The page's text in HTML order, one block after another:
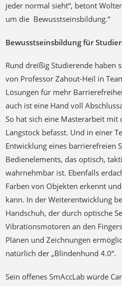
Vorhaben. „Es geht für mich
Projekten Studierenden vor
um die Bewusstseinsbildung.“
Bewusstseinsbildung für
Rund dreißig Studierende haben
von Professor Zahout-Heil in
Lösungen für mehr
auch ist eine Hand voll
So hat sich eine Masterarbeit mit
Langstock befasst. Und in einer
Entwicklung eines barrierefreien
Bedienelements, das optisch,
wahrnehmbar ist. Ebenfalls
Farben von Objekten erkennt und
kann. In der Weiterentwicklung
Handschuh, der durch optische
Vibrationsmotoren an den
natürlich der „Blindenhund 4.0“.